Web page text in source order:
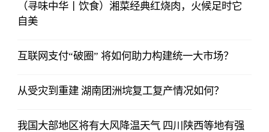
（寻味中华丨饮食）湘菜经典红烧肉，火候足时它
自美
互联网支付“破圈” 将如何助力构建统一大市场？
从受灾到重建 湖南团洲垸复工复产情况如何？
我国大部地区将有大风降温天气 四川陕西等地有强